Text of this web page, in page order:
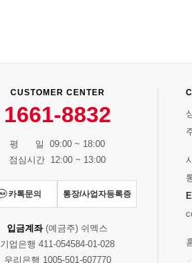
CUSTOMER CENTER
1661-8832
평 일 09:00 ~ 18:00
점심시간 12:00 ~ 13:00
카톡문의 통장/사업자등록증
입금계좌(예금주) 쉬멕스
기업은행 411-054584-01-028
우리은행 1005-501-607770